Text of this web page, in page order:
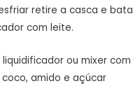
retire a casca e
com leite.
ou mixer com
amido e açúcar